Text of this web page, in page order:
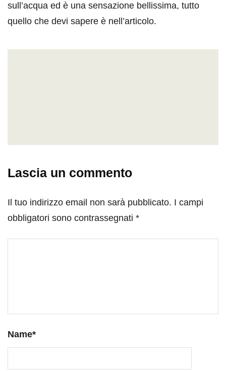
sull’acqua ed è una sensazione bellissima, tutto
quello che devi sapere è nell’articolo.
Lascia un commento
Il tuo indirizzo email non sarà pubblicato. I campi
obbligatori sono contrassegnati *
Name*